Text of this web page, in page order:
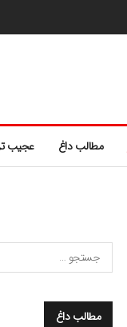
مطالب داغ عجیب
مطالب داغ